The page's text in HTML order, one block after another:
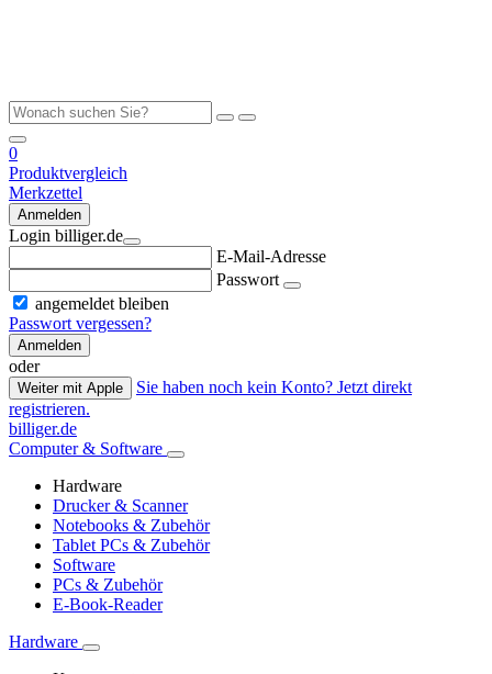
0
Produktvergleich
Merkzettel
Anmelden
Login billiger.de
E-Mail-Adresse
Passwort
angemeldet bleiben
Passwort vergessen?
Anmelden
oder
Weiter mit Apple
Sie haben noch kein Konto? Jetzt direkt
registrieren.
billiger.de
Computer & Software
Hardware
Drucker & Scanner
Notebooks & Zubehör
Tablet PCs & Zubehör
Software
PCs & Zubehör
E-Book-Reader
Hardware